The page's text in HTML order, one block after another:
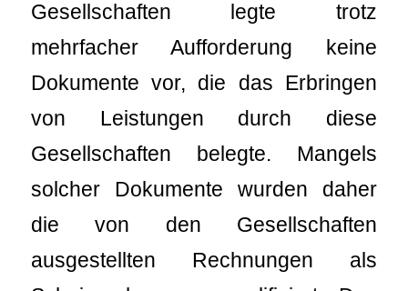
Gesellschaften legte trotz
mehrfacher Aufforderung keine
Dokumente vor, die das Erbringen
von Leistungen durch diese
Gesellschaften belegte. Mangels
solcher Dokumente wurden daher
die von den Gesellschaften
ausgestellten Rechnungen als